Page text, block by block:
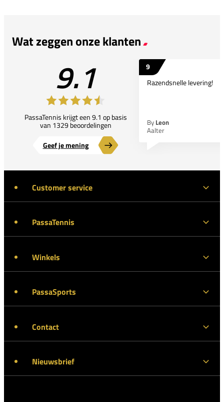
Wat zeggen onze klanten
9.1
PassaTennis krijgt een 9.1 op basis
van 1329 beoordelingen
Geef je mening
9
Razendsnelle levering!
By Leon
Aalter
Customer service
PassaTennis
Winkels
PassaSports
Contact
Nieuwsbrief